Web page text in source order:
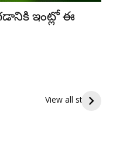
ఇంట్లో ఈ
View all stories
ఇంద్రకీలాద్రి గిరి ప్రదక్షిణ